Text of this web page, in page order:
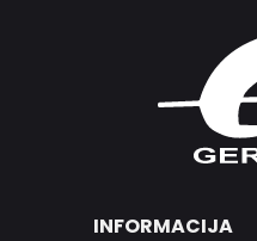
INFORMACIJA